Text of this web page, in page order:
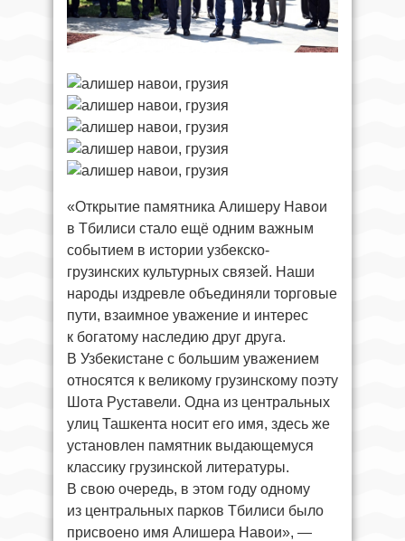
«Открытие памятника Алишеру Навои
в Тбилиси стало ещё одним важным
событием в истории узбекско-
грузинских культурных связей. Наши
народы издревле объединяли торговые
пути, взаимное уважение и интерес
к богатому наследию друг друга.
В Узбекистане с большим уважением
относятся к великому грузинскому поэту
Шота Руставели. Одна из центральных
улиц Ташкента носит его имя, здесь же
установлен памятник выдающемуся
классику грузинской литературы.
В свою очередь, в этом году одному
из центральных парков Тбилиси было
присвоено имя Алишера Навои», —